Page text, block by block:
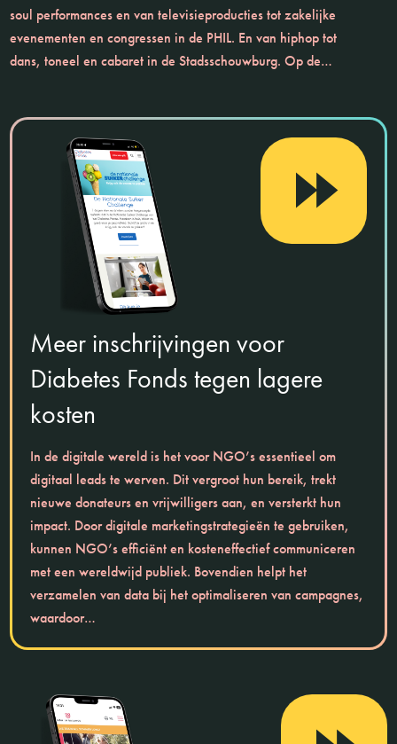
soul performances en van televisieproducties tot zakelijke
evenementen en congressen in de PHIL. En van hiphop tot
dans, toneel en cabaret in de Stadsschouwburg. Op de…
Meer inschrijvingen voor
Diabetes Fonds tegen lagere
kosten
In de digitale wereld is het voor NGO’s essentieel om
digitaal leads te werven. Dit vergroot hun bereik, trekt
nieuwe donateurs en vrijwilligers aan, en versterkt hun
impact. Door digitale marketingstrategieën te gebruiken,
kunnen NGO’s efficiënt en kosteneffectief communiceren
met een wereldwijd publiek. Bovendien helpt het
verzamelen van data bij het optimaliseren van campagnes,
waardoor…